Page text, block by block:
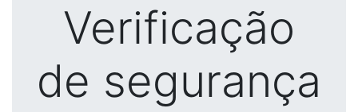
Verificação
de segurança